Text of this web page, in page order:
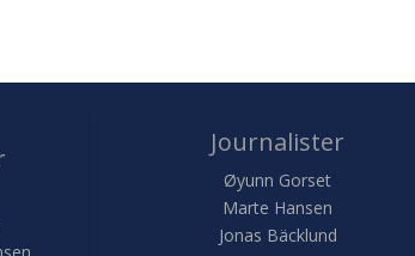
Journalister
Øyunn Gorset
Marte Hansen
Jonas Bäcklund